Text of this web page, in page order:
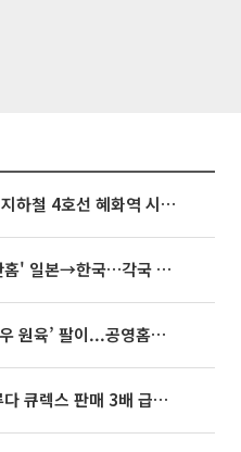
전장연, 오늘(10일) 서울 지하철 4호선 혜화역 시위…1호선 용산역 무정차
태풍 '돌핀' 중국 상륙, '찬홈' 일본→한국…각국 기상청 예상 경로는?
이...공영홈쇼핑 표기·검증 구멍
대신證 “알테오젠, 키트루다 큐렉스 판매 3배 급증…목표가 41만원 상향”